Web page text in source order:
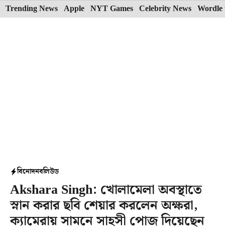
Skip
to
Trending News Apple NYT Games Celebrity News Wordle
বিনোদনবলিউড
Akshara Singh: খোলামেলা অবস্থাতে
স্নান করার ছবি শেয়ার করলেন অক্ষরা,
ক্যামেরায় সামনে সাহসী পোজ দিয়েছেন